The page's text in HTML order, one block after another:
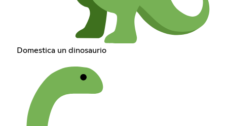
Domestica un dinosaurio